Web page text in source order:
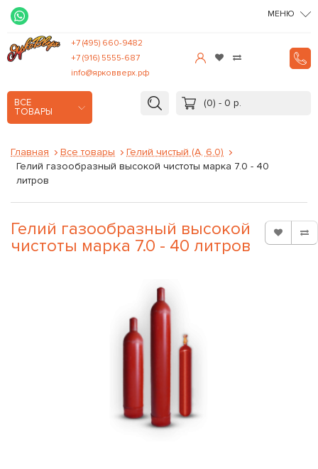
МЕНЮ
+7 (495) 660-9482
+7 (916) 5555-687
info@ярковверх.рф
ВСЕ
ТОВАРЫ
(0) - 0 р.
Главная Все товары
Гелий чистый (А, 6.0)
Гелий газообразный высокой чистоты марка 7.0 - 40
литров
Гелий газообразный высокой
чистоты марка 7.0 - 40 литров